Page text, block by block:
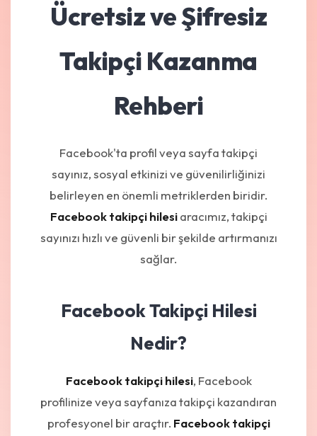
Ücretsiz ve Şifresiz
Takipçi Kazanma
Rehberi
Facebook'ta profil veya sayfa takipçi
sayınız, sosyal etkinizi ve güvenilirliğinizi
belirleyen en önemli metriklerden biridir.
Facebook takipçi hilesiaracımız, takipçi
sayınızı hızlı ve güvenli bir şekilde artırmanızı
sağlar.
Facebook Takipçi Hilesi
Nedir?
Facebook takipçi hilesi, Facebook
profilinize veya sayfanıza takipçi kazandıran
profesyonel bir araçtır. Facebook takipçi